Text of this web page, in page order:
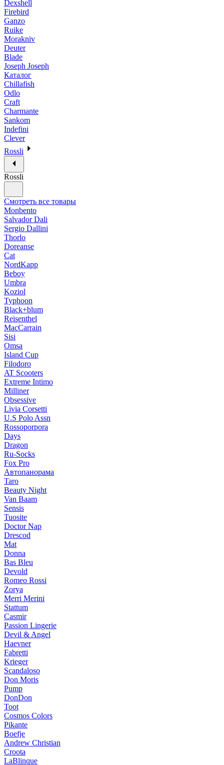
Dexshell
Firebird
Ganzo
Ruike
Morakniv
Deuter
Blade
Joseph Joseph
Каталог
Chillafish
Odlo
Craft
Charmante
Sankom
Indefini
Clever
Rossli
Rossli
Смотреть все товары
Monbento
Salvador Dali
Sergio Dallini
Thorlo
Doreanse
Cat
NordKapp
Beboy
Umbra
Koziol
Typhoon
Black+blum
Reisenthel
MacCarrain
Sisi
Omsa
Island Cup
Filodoro
AT Scooters
Extreme Intimo
Milliner
Obsessive
Livia Corsetti
U.S Polo Assn
Rossoporpora
Days
Dragon
Ru-Socks
Fox Pro
Автопанорама
Taro
Beauty Night
Van Baam
Sensis
Tuosite
Doctor Nap
Drescod
Mat
Donna
Bas Bleu
Devold
Romeo Rossi
Zorya
Merri Merini
Stattum
Casmir
Passion Lingerie
Devil & Angel
Haevner
Fabretti
Krieger
Scandaloso
Don Moris
Pump
DonDon
Toot
Cosmos Colors
Pikante
Boefje
Andrew Christian
Croota
LaBlinque